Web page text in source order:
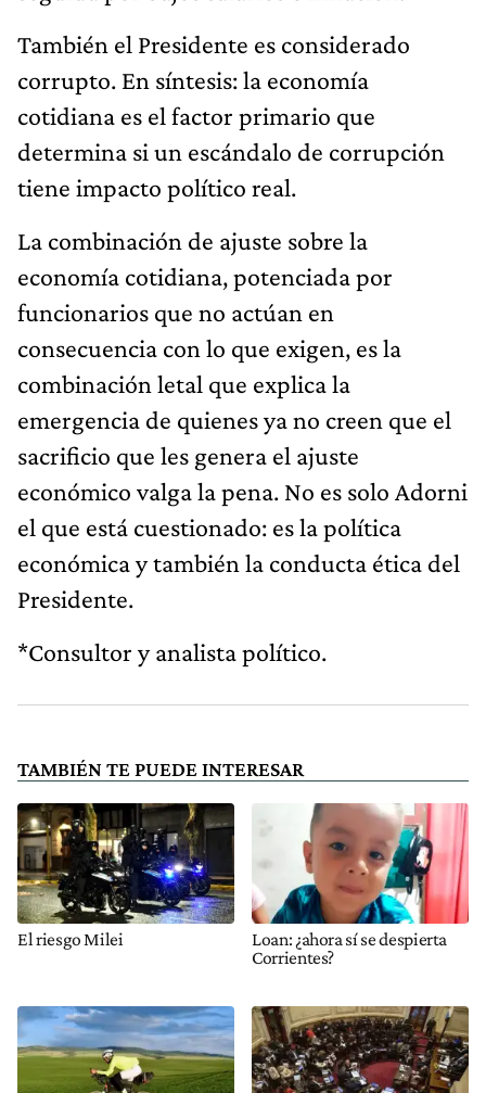
También el Presidente es considerado
corrupto. En síntesis: la economía
cotidiana es el factor primario que
determina si un escándalo de corrupción
tiene impacto político real.
La combinación de ajuste sobre la
economía cotidiana, potenciada por
funcionarios que no actúan en
consecuencia con lo que exigen, es la
combinación letal que explica la
emergencia de quienes ya no creen que el
sacrificio que les genera el ajuste
económico valga la pena. No es solo Adorni
el que está cuestionado: es la política
económica y también la conducta ética del
Presidente.
*Consultor y analista político.
TAMBIÉN TE PUEDE INTERESAR
El riesgo Milei
Loan: ¿ahora sí se despierta
Corrientes?